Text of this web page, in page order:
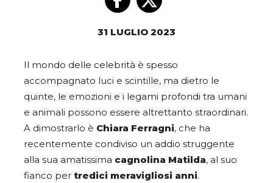
31 LUGLIO 2023
Il mondo delle celebrità è spesso
accompagnato luci e scintille, ma dietro le
quinte, le emozioni e i legami profondi tra umani
e animali possono essere altrettanto straordinari.
A dimostrarlo è Chiara Ferragni, che ha
recentemente condiviso un addio struggente
alla sua amatissima cagnolina Matilda, al suo
fianco per tredici meravigliosi anni.